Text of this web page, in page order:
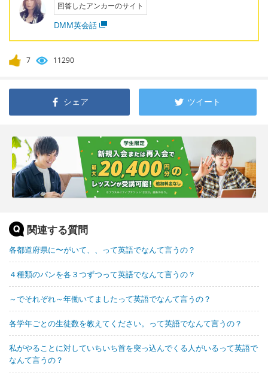
回答したアンカーのサイト
DMM英会話
7 11290
シェア ツイート
関連する質問
各都道府県に〜がいて、、って英語でなんて言うの？
４種類のパンを各３つずつって英語でなんて言うの？
～でそれぞれ～年働いてましたって英語でなんて言うの？
各学年ごとの生徒数を教えてください。って英語でなんて言うの？
私がやることに対していちいち首を突っ込んでくる人がいるって英語で
なんて言うの？